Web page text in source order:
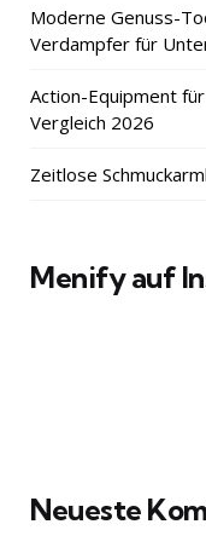
Moderne Genuss-
Verdampfer für
Action-Equipment
Vergleich 2026
Zeitlose
Menify auf
Neueste